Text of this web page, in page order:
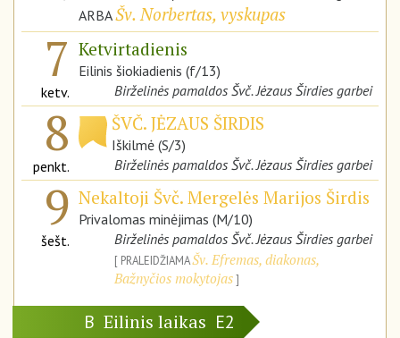
ARBAŠv. Norbertas, vyskupas
7
ketv.
Ketvirtadienis
Eilinis šiokiadienis (f/13)
Birželinės pamaldos Švč. Jėzaus Širdies garbei
8
penkt.
ŠVČ. JĖZAUS ŠIRDIS
Iškilmė (S/3)
Birželinės pamaldos Švč. Jėzaus Širdies garbei
9
šešt.
Nekaltoji Švč. Mergelės Marijos Širdis
Privalomas minėjimas (M/10)
Birželinės pamaldos Švč. Jėzaus Širdies garbei
PRALEIDŽIAMAŠv. Efremas, diakonas,
Bažnyčios mokytojas
B Eilinis laikas E2